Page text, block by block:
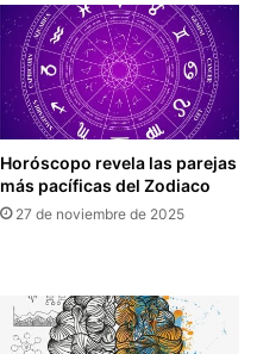
Horóscopo revela las parejas
más pacíficas del Zodiaco
27 de noviembre de 2025